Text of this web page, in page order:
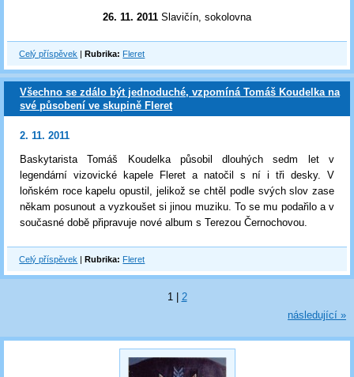
26. 11. 2011 Slavičín, sokolovna
Celý příspěvek |Rubrika: Fleret
Všechno se zdálo být jednoduché, vzpomíná Tomáš Koudelka na
své působení ve skupině Fleret
2. 11. 2011
Baskytarista Tomáš Koudelka působil dlouhých sedm let v
legendární vizovické kapele Fleret a natočil s ní i tři desky. V
loňském roce kapelu opustil, jelikož se chtěl podle svých slov zase
někam posunout a vyzkoušet si jinou muziku. To se mu podařilo a v
současné době připravuje nové album s Terezou Černochovou.
Celý příspěvek |Rubrika: Fleret
1
2
následující »